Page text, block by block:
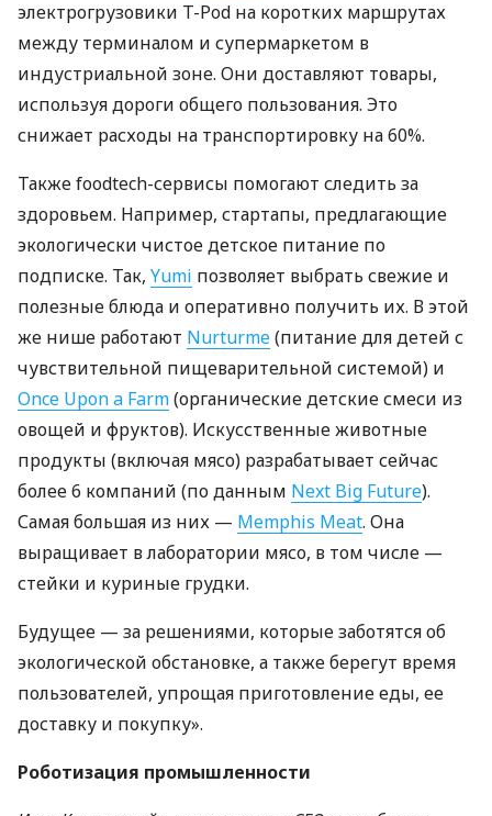
электрогрузовики T-Pod на коротких маршрутах
между терминалом и супермаркетом в
индустриальной зоне. Они доставляют товары,
используя дороги общего пользования. Это
снижает расходы на транспортировку на 60%.
Также foodtech-сервисы помогают следить за
здоровьем. Например, стартапы, предлагающие
экологически чистое детское питание по
подписке. Так, Yumi позволяет выбрать свежие и
полезные блюда и оперативно получить их. В этой
же нише работают Nurturme(питание для детей с
чувствительной пищеварительной системой) и
Once Upon a Farm(органические детские смеси из
овощей и фруктов). Искусственные животные
продукты (включая мясо) разрабатывает сейчас
более 6 компаний (по данным Next Big Future).
Самая большая из них — Memphis Meat. Она
выращивает в лаборатории мясо, в том числе —
стейки и куриные грудки.
Будущее — за решениями, которые заботятся об
экологической обстановке, а также берегут время
пользователей, упрощая приготовление еды, ее
доставку и покупку».
Роботизация промышленности